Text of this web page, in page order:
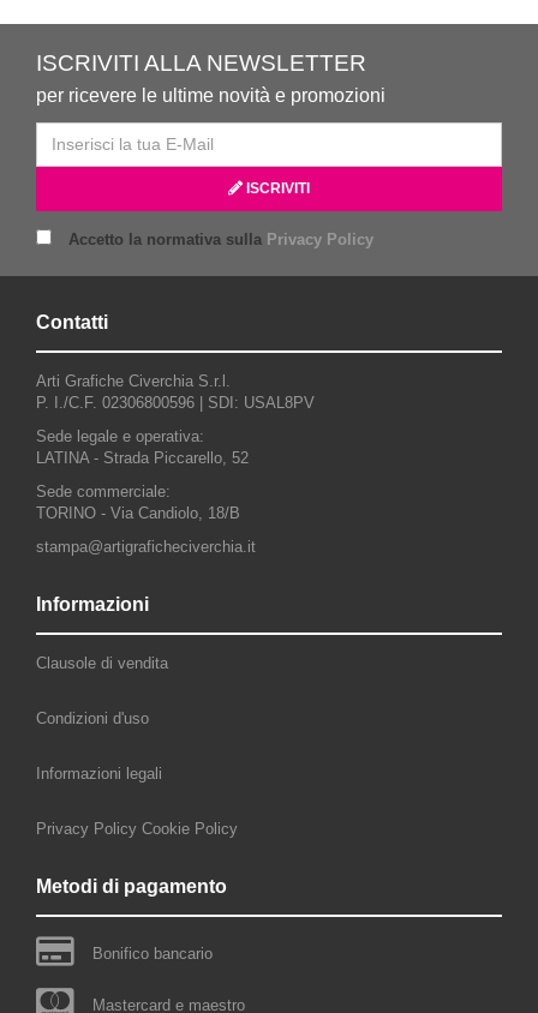
ISCRIVITI ALLA NEWSLETTER
per ricevere le ultime novità e promozioni
ISCRIVITI
Accetto la normativa sulla Privacy Policy
Contatti
Arti Grafiche Civerchia S.r.l.
P. I./C.F. 02306800596 | SDI: USAL8PV
Sede legale e operativa:
LATINA - Strada Piccarello, 52
Sede commerciale:
TORINO - Via Candiolo, 18/B
stampa@artigraficheciverchia.it
Informazioni
Clausole di vendita
Condizioni d'uso
Informazioni legali
Privacy Policy Cookie Policy
Metodi di pagamento
Bonifico bancario
Mastercard e maestro